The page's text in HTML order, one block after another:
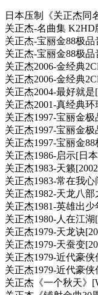
日本压制《关正杰同
关正杰-名曲集 K2HD
关正杰-宝丽金88极
关正杰-宝丽金88极
关正杰2006-金经典
关正杰2006-金经典
关正杰2004-最好就
关正杰2001-真经典
关正杰1997-宝丽金
关正杰1997-宝丽金
关正杰1997-宝丽金
关正杰1986-启示[日
关正杰1983-天籁
关正杰1983-常在我
关正杰1982-天龙八
关正杰1981-英雄出
关正杰1980-人在江
关正杰1979-天龙诀
关正杰1979-天蚕变
关正杰1979-近代豪
关正杰1979-近代豪
关正杰《一个秋天》